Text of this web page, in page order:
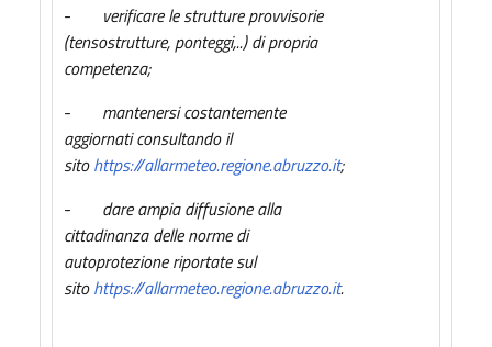
- verificare le strutture provvisorie
(tensostrutture, ponteggi,..) di propria
competenza;
- mantenersi costantemente
aggiornati consultando il
sitohttps://allarmeteo.regione.abruzzo.it;
- dare ampia diffusione alla
cittadinanza delle norme di
autoprotezione riportate sul
sitohttps://allarmeteo.regione.abruzzo.it.